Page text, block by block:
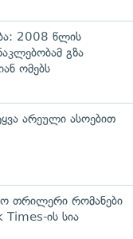
2008 წლის
გზა
ომებს
არეული ასოებით
თრილერი რომანები
ის სია